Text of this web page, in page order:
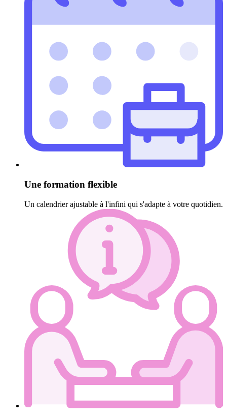
Une formation flexible
Un calendrier ajustable à l'infini qui s'adapte à votre quotidien.